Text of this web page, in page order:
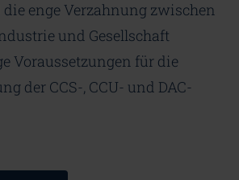
enge Verzahnung zwischen
und Gesellschaft
Voraussetzungen für die
der CCS-, CCU- und DAC-